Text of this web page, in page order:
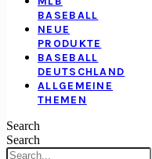
BASEBALL
NEUE
PRODUKTE
BASEBALL
DEUTSCHLAND
ALLGEMEINE
THEMEN
Search
Search